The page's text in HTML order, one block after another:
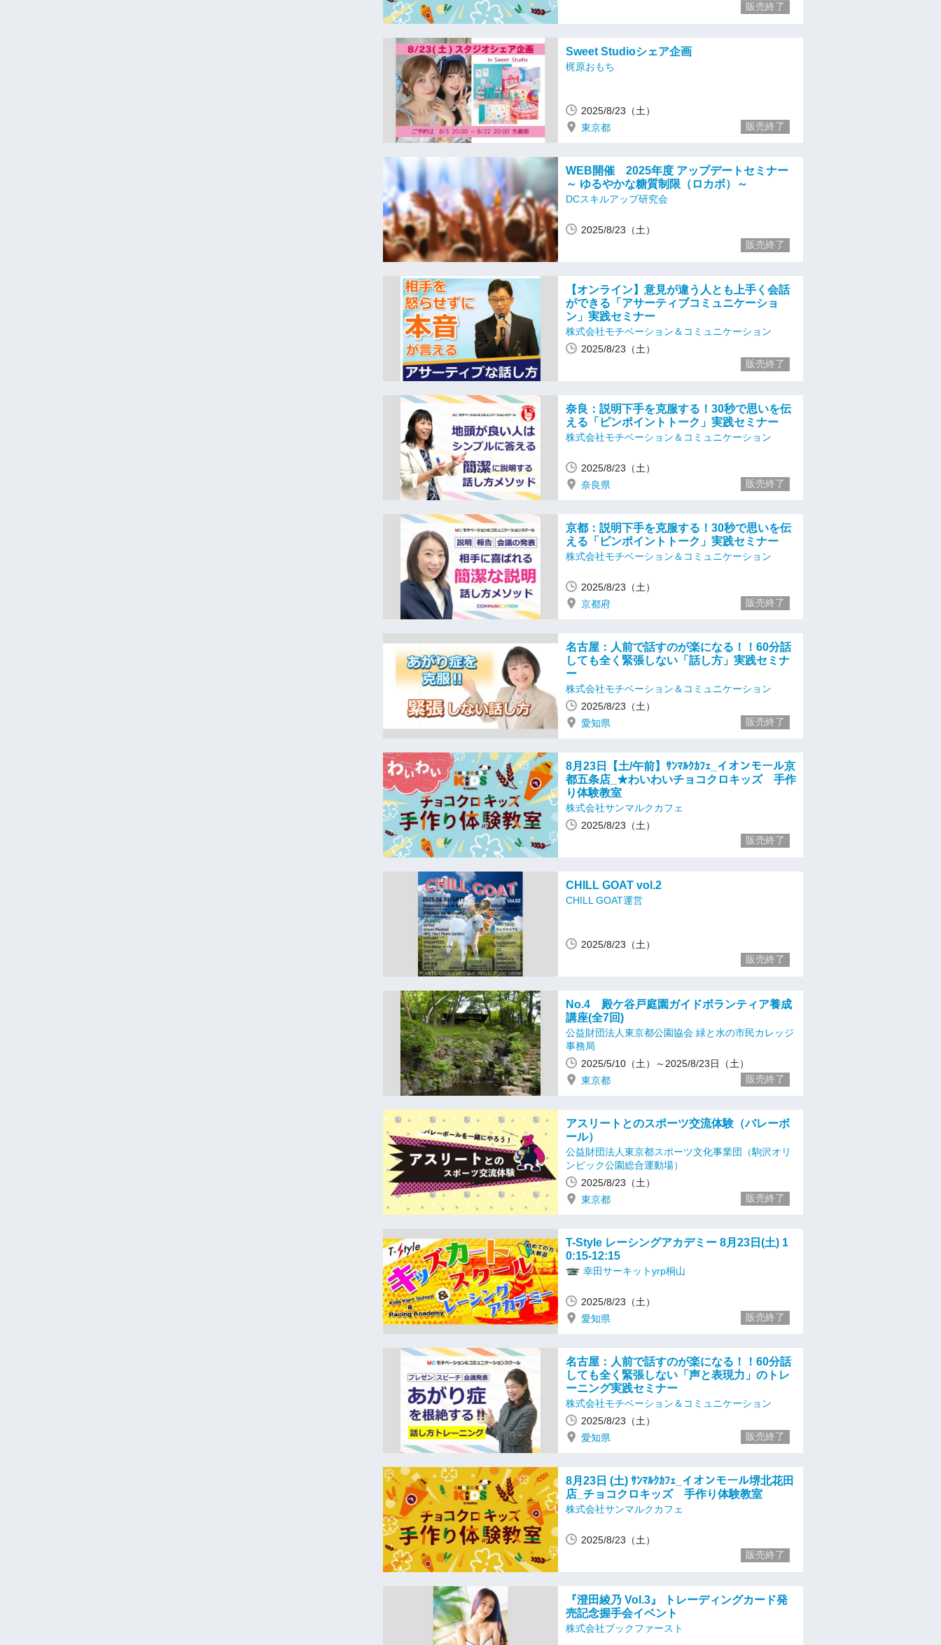
販売終了
Sweet Studioシェア企画
梶原おもち
2025/8/23（土）
東京都
販売終了
WEB開催 2025年度 アップデートセミナー
～ ゆるやかな糖質制限（ロカボ）～
DCスキルアップ研究会
2025/8/23（土）
販売終了
【オンライン】意見が違う人とも上手く会話
ができる「アサーティブコミュニケーショ
ン」実践セミナー
株式会社モチベーション＆コミュニケーション
2025/8/23（土）
販売終了
奈良：説明下手を克服する！30秒で思いを伝
える「ピンポイントトーク」実践セミナー
株式会社モチベーション＆コミュニケーション
2025/8/23（土）
奈良県
販売終了
京都：説明下手を克服する！30秒で思いを伝
える「ピンポイントトーク」実践セミナー
株式会社モチベーション＆コミュニケーション
2025/8/23（土）
京都府
販売終了
名古屋：人前で話すのが楽になる！！60分話
しても全く緊張しない「話し方」実践セミナ
ー
株式会社モチベーション＆コミュニケーション
2025/8/23（土）
愛知県
販売終了
8月23日【土/午前】ｻﾝﾏﾙｸｶﾌｪ_イオンモール京
都五条店_★わいわいチョコクロキッズ 手作
り体験教室
株式会社サンマルクカフェ
2025/8/23（土）
販売終了
CHILL GOAT vol.2
CHILL GOAT運営
2025/8/23（土）
販売終了
No.4 殿ケ谷戸庭園ガイドボランティア養成
講座(全7回)
公益財団法人東京都公園協会 緑と水の市民カレッジ
事務局
2025/5/10（土）～2025/8/23日（土）
東京都
販売終了
アスリートとのスポーツ交流体験（バレーボ
ール）
公益財団法人東京都スポーツ文化事業団（駒沢オリ
ンピック公園総合運動場）
2025/8/23（土）
東京都
販売終了
T-Style レーシングアカデミー 8月23日(土) 1
0:15-12:15
幸田サーキットyrp桐山
2025/8/23（土）
愛知県
販売終了
名古屋：人前で話すのが楽になる！！60分話
しても全く緊張しない「声と表現力」のトレ
ーニング実践セミナー
株式会社モチベーション＆コミュニケーション
2025/8/23（土）
愛知県
販売終了
8月23日 (土) ｻﾝﾏﾙｸｶﾌｪ_イオンモール堺北花田
店_チョコクロキッズ 手作り体験教室
株式会社サンマルクカフェ
2025/8/23（土）
販売終了
『澄田綾乃 Vol.3』 トレーディングカード発
売記念握手会イベント
株式会社ブックファースト